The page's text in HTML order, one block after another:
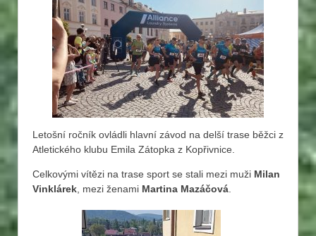
Letošní ročník ovládli hlavní závod na delší trase běžci z
Atletického klubu Emila Zátopka z Kopřivnice.
Celkovými vítězi na trase sport se stali mezi muži Milan
Vinklárek , mezi ženami Martina Mazáčová